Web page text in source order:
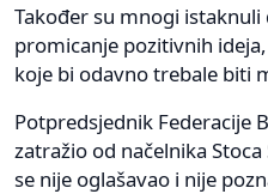
Također su mnogi
promicanje pozitivnih
koje bi odavno trebale biti
Potpredsjednik Federacije
zatražio od načelnika
se nije oglašavao i nije